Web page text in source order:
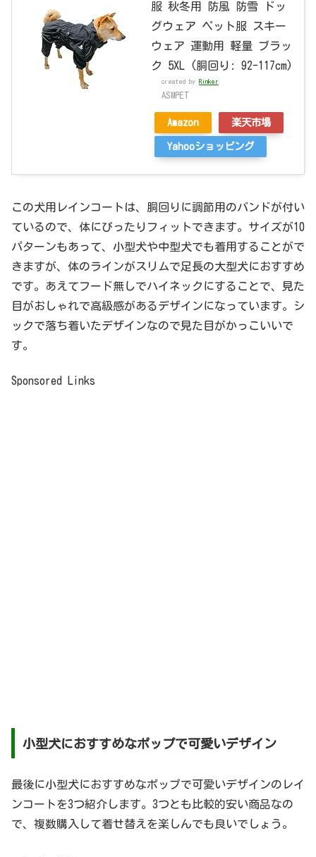
服 秋冬用 防風 防雪 ドッ
グウェア ペット服 スキー
ウェア 運動用 軽量 ブラッ
ク 5XL (胴回り: 92-117cm)
created by Rinker
ASMPET
Amazon 楽天市場
Yahooショッピング
この犬用レインコートは、胴回りに調節用のバンドが付い
ているので、体にぴったりフィットできます。サイズが10
パターンもあって、小型犬や中型犬でも着用することがで
きますが、体のラインがスリムで足長の大型犬におすすめ
です。あえてフード無しでハイネックにすることで、見た
目がおしゃれで高級感があるデザインになっています。シ
ックで落ち着いたデザインなので見た目がかっこいいで
す。
Sponsored Links
小型犬におすすめなポップで可愛いデザイン
最後に小型犬におすすめなポップで可愛いデザインのレイ
ンコートを3つ紹介します。3つとも比較的安い商品なの
で、複数購入して着せ替えを楽しんでも良いでしょう。